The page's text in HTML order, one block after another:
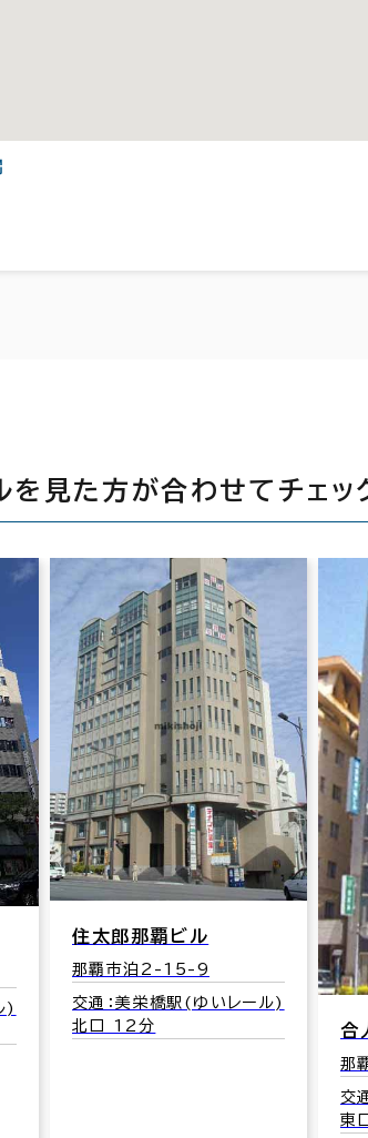
を見た方が合わせてチェッ
)
住太郎那覇ビル
那覇市泊2-15-9
交通：美栄橋駅(ゆいレール)
北口 12分
合
那
交
東